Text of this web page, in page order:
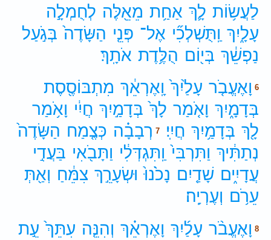
לַעֲשׂ֥וֹת לָ֛ךְ אַחַ֥ת מֵאֵ֖לֶּה לְחֻמְלָ֣ה
עָלָ֑יִךְ וַֽתֻּשְׁלְכִ֞י אֶל־ פְּנֵ֤י הַשָּׂדֶה֙ בְּגֹ֣עַל
נַפְשֵׁ֔ךְ בְּי֖וֹם הֻלֶּ֥דֶת אֹתָֽךְ׃
6 וָאֶעֱבֹ֤ר עָלַ֙יִךְ֙ וָֽאֶרְאֵ֔ךְ מִתְבּוֹסֶ֖סֶת
בְּדָמָ֑יִךְ וָאֹ֤מַר לָךְ֙ בְּדָמַ֣יִךְ חֲיִ֔י וָאֹ֥מַר
לָ֖ךְ בְּדָמַ֥יִךְ חֲיִֽי׃ 7 רְבָבָ֗ה כְּצֶ֤מַח הַשָּׂדֶה֙
נְתַתִּ֔יךְ וַתִּרְבִּי֙ וַֽתִּגְדְּלִ֔י וַתָּבֹ֖אִי בַּעֲדִ֣י
עֲדָיִ֑ים שָׁדַ֤יִם נָכֹ֙נוּ֙ וּשְׂעָרֵ֣ךְ צִמֵּ֔חַ וְאַ֖תְּ
עֵרֹ֥ם וְעֶרְיָֽה׃
8 וָאֶעֱבֹ֨ר עָלַ֜יִךְ וָאֶרְאֵ֗ךְ וְהִנֵּ֤ה עִתֵּךְ֙ עֵ֣ת